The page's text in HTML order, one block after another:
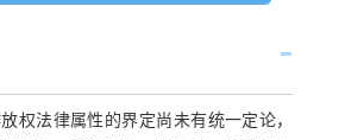
权法律属性的界定尚未有统一定论，